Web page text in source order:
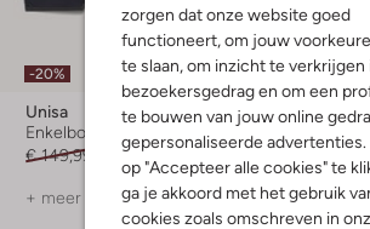
zorgen dat onze website goed
functioneert, om jouw
te slaan, om inzicht te verkrijgen
bezoekersgedrag en om een
te bouwen van jouw online
gepersonaliseerde advertenties.
op "Accepteer alle cookies" te
ga je akkoord met het gebruik
cookies zoals omschreven in
-20%
Unisa
Enkelboots
€ 149,99
€ 119,99
+ meer kleuren